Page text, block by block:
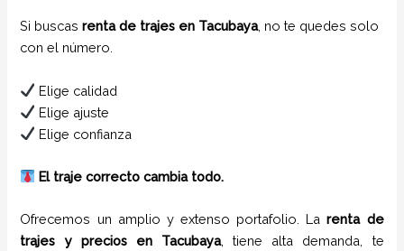
Si buscasrenta de trajes en Tacubaya, no te quedes solo
con el número.
Elige calidad
Elige ajuste
Elige confianza
El traje correcto cambia todo.
Ofrecemos un amplio y extenso portafolio. Larenta de
trajesy precios en Tacubaya, tiene alta demanda, te